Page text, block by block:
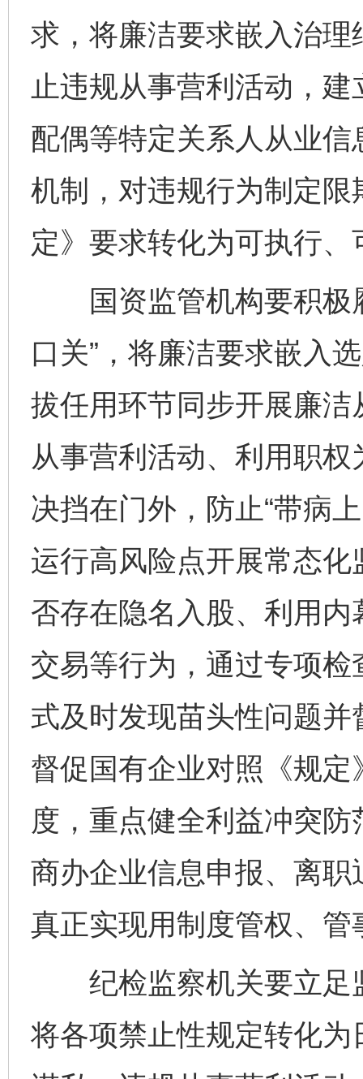
求，将廉洁要求嵌入治
止违规从事营利活动，
配偶等特定关系人从业
机制，对违规行为制定
定》要求转化为可执行
国资监管机构要积极
口关”，将廉洁要求嵌入
拔任用环节同步开展廉
从事营利活动、利用职
决挡在门外，防止“带病
运行高风险点开展常态
否存在隐名入股、利用
交易等行为，通过专项
式及时发现苗头性问题
督促国有企业对照《规
度，重点健全利益冲突
商办企业信息申报、离
真正实现用制度管权、管
纪检监察机关要立足
将各项禁止性规定转化